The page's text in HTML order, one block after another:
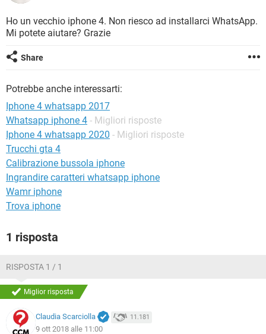
TIKTOK
HARDWARE
WHATSAPP
TIKTOK
HARDWARE
INTRATTENIMENTO
iOS WINDOWS 10
HARDWARE
GAMING
INTRATTENIMENTO
iOS
HARDWARE
Ho un vecchio iphone 4. Non riesco ad installarci WhatsApp.
Mi potete aiutare? Grazie
Share
Potrebbe anche interessarti:
Iphone 4 whatsapp 2017
Whatsapp iphone 4 - Migliori risposte
Iphone 4 whatsapp 2020 - Migliori risposte
Trucchi gta 4
Calibrazione bussola iphone
Ingrandire caratteri whatsapp iphone
Wamr iphone
Trova iphone
1 risposta
RISPOSTA 1 / 1
Miglior risposta
Claudia Scarciolla 11.181
9 ott 2018 alle 11:00